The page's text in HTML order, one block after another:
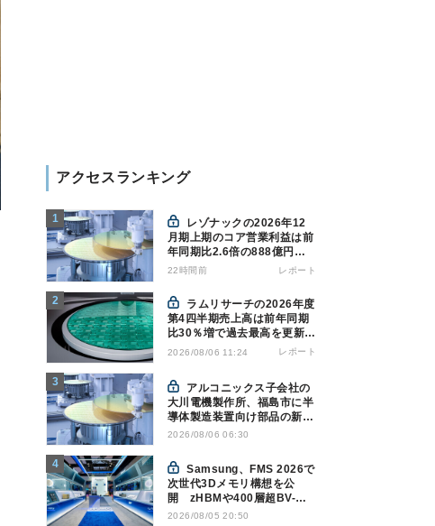
アクセスランキング
月期上期のコア営業利益は前
年同期比2.6倍の888億円、
AI向け半導体材料が好調
22時間前 レポート
第4四半期売上高は前年同期
比30％増で過去最高を更新、
NAND関連が好調
2026/08/06 11:24 レポート
大川電機製作所、福島市に半
導体製造装置向け部品の新工
場建設を決定
2026/08/06 06:30
Samsung、FMS 2026で
次世代3Dメモリ構想を公
開 zHBMや400層超BV-
NANDを披露
2026/08/05 20:50